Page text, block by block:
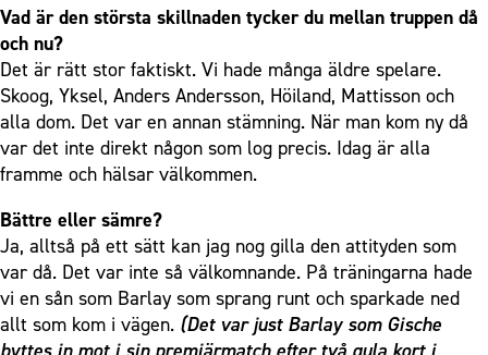
Skolakademier
Fonder
Personuppgiftspolicy
Vad är den största skillnaden tycker du mellan truppen då
och nu?
Det är rätt stor faktiskt. Vi hade många äldre spelare.
Skoog, Yksel, Anders Andersson, Höiland, Mattisson och
alla dom. Det var en annan stämning. När man kom ny då
var det inte direkt någon som log precis. Idag är alla
framme och hälsar välkommen.
Bättre eller sämre?
Ja, alltså på ett sätt kan jag nog gilla den attityden som
var då. Det var inte så välkomnande. På träningarna hade
vi en sån som Barlay som sprang runt och sparkade ned
allt som kom i vägen. (Det var just Barlay som Gische